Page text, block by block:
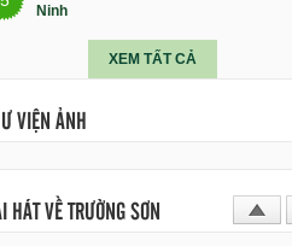
Ninh
XEM TẤT CẢ
VIỆN ẢNH
HÁT VỀ TRƯỜNG SƠN